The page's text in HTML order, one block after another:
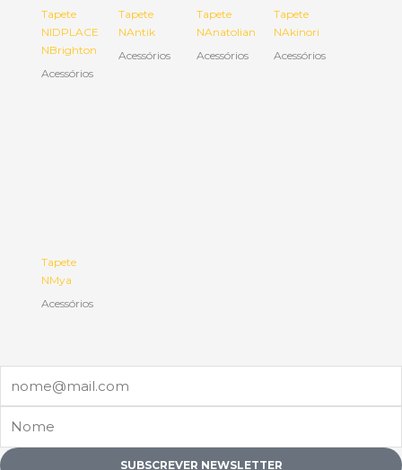
Tapete
NIDPLACE
NBrighton
Acessórios
Tapete
NAntik
Acessórios
Tapete
NAnatolian
Acessórios
Tapete
NAkinori
Acessórios
Tapete
NMya
Acessórios
SUBSCREVER NEWSLETTER